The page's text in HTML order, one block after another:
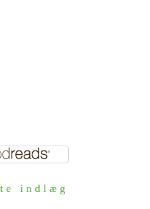
indlæg